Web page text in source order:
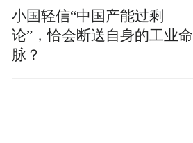
小国轻信“中国产能过剩
论”，恰会断送自身的工业命
脉？